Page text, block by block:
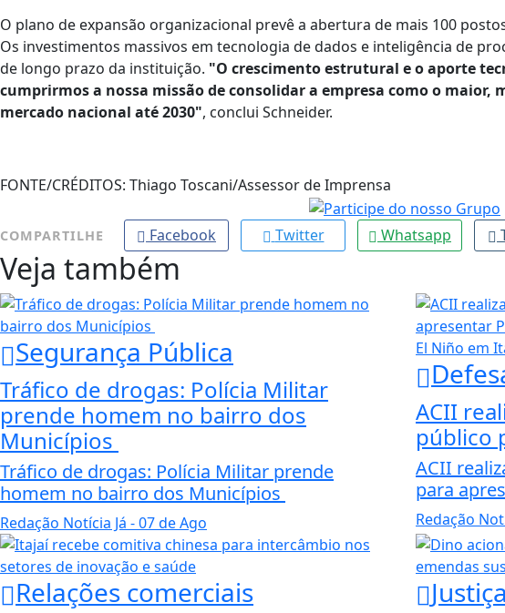
O plano de expansão organizacional prevê a abertura de mais 100
Os investimentos massivos em tecnologia de dados e inteligência de
de longo prazo da instituição. "O crescimento estrutural e o aporte
cumprirmos a nossa missão de consolidar a empresa como o maior,
mercado nacional até 2030", conclui Schneider.
FONTE/CRÉDITOS: Thiago Toscani/Assessor de Imprensa
COMPARTILHE Facebook Twitter Whatsapp
Veja também
Segurança Pública
Tráfico de drogas: Polícia Militar
prende homem no bairro dos
Municípios
Tráfico de drogas: Polícia Militar prende
homem no bairro dos Municípios
Redação Notícia Já - 07 de Ago
ACII
público
ACII
para
Redação
Relações comerciais Justiça